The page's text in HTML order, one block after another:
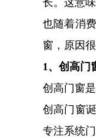
长。这意
也随着消
窗，原因
1、创高门
创高门窗
创高门窗
专注系统